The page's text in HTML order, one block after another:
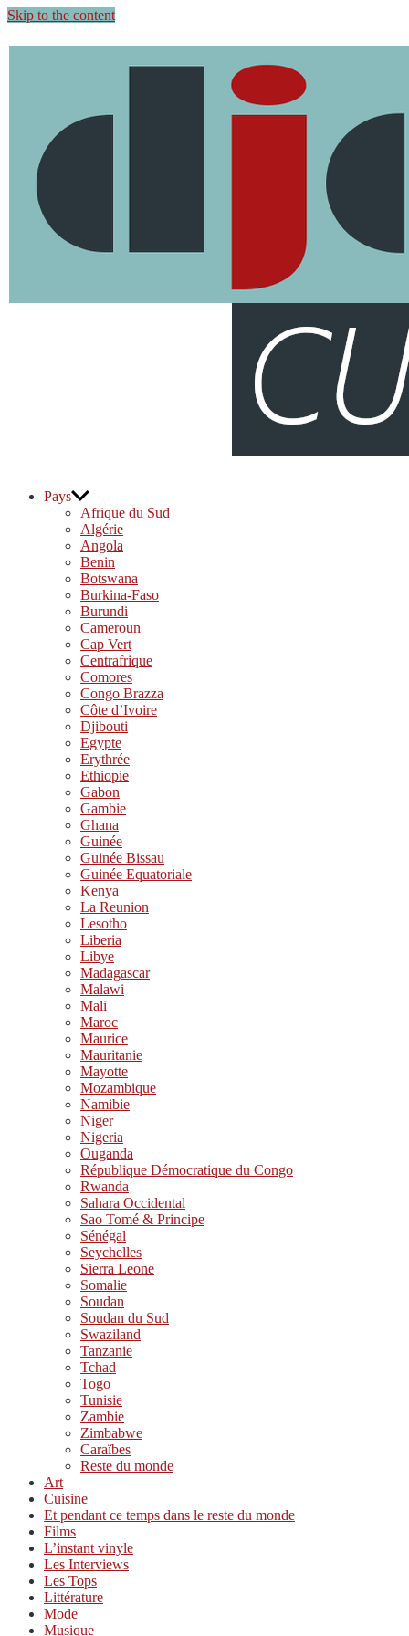
Skip to the content
Pays
Afrique du Sud
Algérie
Angola
Benin
Botswana
Burkina-Faso
Burundi
Cameroun
Cap Vert
Centrafrique
Comores
Congo Brazza
Côte d’Ivoire
Djibouti
Egypte
Erythrée
Ethiopie
Gabon
Gambie
Ghana
Guinée
Guinée Bissau
Guinée Equatoriale
Kenya
La Reunion
Lesotho
Liberia
Libye
Madagascar
Malawi
Mali
Maroc
Maurice
Mauritanie
Mayotte
Mozambique
Namibie
Niger
Nigeria
Ouganda
République Démocratique du Congo
Rwanda
Sahara Occidental
Sao Tomé & Principe
Sénégal
Seychelles
Sierra Leone
Somalie
Soudan
Soudan du Sud
Swaziland
Tanzanie
Tchad
Togo
Tunisie
Zambie
Zimbabwe
Caraïbes
Reste du monde
Art
Cuisine
Et pendant ce temps dans le reste du monde
Films
L’instant vinyle
Les Interviews
Les Tops
Littérature
Mode
Musique